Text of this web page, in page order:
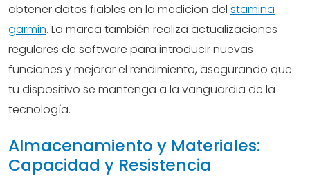
obtener datos fiables en la medicion del stamina
garmin. La marca también realiza actualizaciones
regulares de software para introducir nuevas
funciones y mejorar el rendimiento, asegurando que
tu dispositivo se mantenga a la vanguardia de la
tecnología.
Almacenamiento y Materiales:
Capacidad y Resistencia